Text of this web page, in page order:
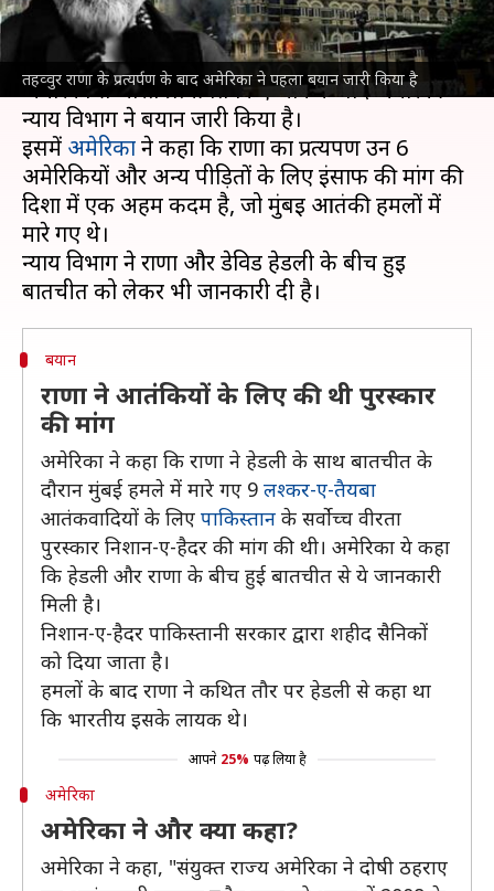
तहव्वुर राणा के प्रत्यर्पण के बाद अमेरिका ने पहला बयान जारी किया है
क्या है खबर?
26/11 मुंबई हमलों के मुख्य आरोपीतहव्वुर राणाको
अमेरिका से भारत प्रत्यर्पित किए जाने के बाद अमेरिकी
न्याय विभाग ने बयान जारी किया है।
इसमें अमेरिकाने कहा कि राणा का प्रत्यर्पण उन 6
अमेरिकियों और अन्य पीड़ितों के लिए इंसाफ की मांग की
दिशा में एक अहम कदम है, जो मुंबई आतंकी हमलों में
मारे गए थे।
न्याय विभाग ने राणा और डेविड हेडली के बीच हुई
बयान
राणा ने आतंकियों के लिए की थी पुरस्कार
की मांग
अमेरिका ने कहा कि राणा ने हेडली के साथ बातचीत के
दौरान मुंबई हमले में मारे गए 9 लश्कर-ए-तैयबा
आतंकवादियों के लिए पाकिस्तान के सर्वोच्च वीरता
पुरस्कार निशान-ए-हैदर की मांग की थी। अमेरिका ये कहा
कि हेडली और राणा के बीच हुई बातचीत से ये जानकारी
मिली है।
निशान-ए-हैदर पाकिस्तानी सरकार द्वारा शहीद सैनिकों
को दिया जाता है।
हमलों के बाद राणा ने कथित तौर पर हेडली से कहा था
कि भारतीय इसके लायक थे।
आपने 25% पढ़ लिया है
अमेरिका
अमेरिका ने और क्या कहा?
अमेरिका ने कहा, "संयुक्त राज्य अमेरिका ने दोषी ठहराए